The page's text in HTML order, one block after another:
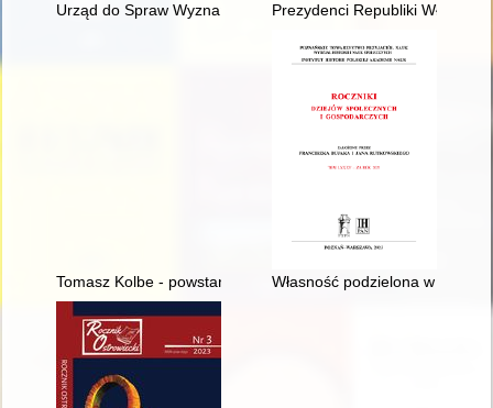
Urząd do Spraw Wyznań : struktury - działalność - ludzie. T. 3,
Prezydenci Republiki
Tomasz Kolbe - powstańczy dowódcaWłasność podzielona w